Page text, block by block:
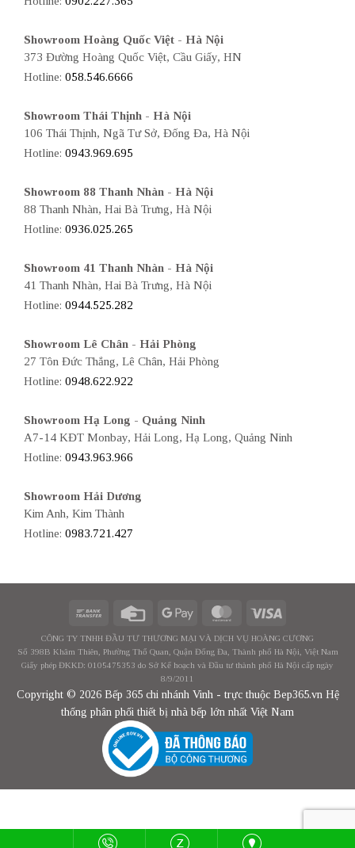
Showroom Hoàng Quốc Việt - Hà Nội
373 Đường Hoàng Quốc Việt, Cầu Giấy, HN
Hotline: 058.546.6666
Showroom Thái Thịnh - Hà Nội
106 Thái Thịnh, Ngã Tư Sở, Đống Đa, Hà Nội
Hotline: 0943.969.695
Showroom 88 Thanh Nhàn - Hà Nội
88 Thanh Nhàn, Hai Bà Trưng, Hà Nội
Hotline: 0936.025.265
Showroom 41 Thanh Nhàn - Hà Nội
41 Thanh Nhàn, Hai Bà Trưng, Hà Nội
Hotline: 0944.525.282
Showroom Lê Chân - Hải Phòng
27 Tôn Đức Thắng, Lê Chân, Hải Phòng
Hotline: 0948.622.922
Showroom Hạ Long - Quảng Ninh
A7-14 KĐT Monbay, Hải Long, Hạ Long, Quảng Ninh
Hotline: 0943.963.966
Showroom Hải Dương
Kim Anh, Kim Thành
Hotline: 0983.721.427
CÔNG TY TNHH ĐẦU TƯ THƯƠNG MẠI VÀ DỊCH VỤ HOÀNG CƯƠNG
Số 398B Khâm Thiên, Phường Thổ Quan, Quận Đống Đa, Thành phố Hà Nội, Việt Nam
Giấy phép ĐKKD: 0105475353 do Sở Kế hoạch và Đầu tư thành phố Hà Nội cấp ngày
8/9/2011
Copyright © 2026 Bếp 365 chi nhánh Vinh - trực thuộc Bep365.vn Hệ
thống phân phối thiết bị nhà bếp lớn nhất Việt Nam